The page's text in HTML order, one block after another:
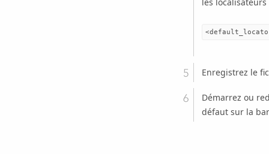
Enregistrez le
Démarrez ou
défaut sur la